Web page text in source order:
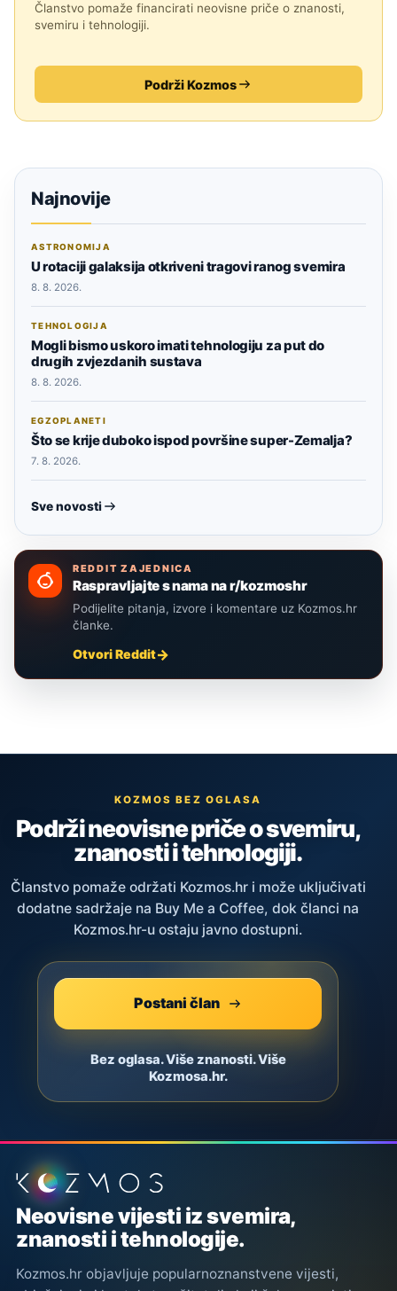
Članstvo pomaže financirati neovisne priče o znanosti,
svemiru i tehnologiji.
Podrži Kozmos
Najnovije
ASTRONOMIJA
U rotaciji galaksija otkriveni tragovi ranog svemira
8. 8. 2026.
TEHNOLOGIJA
Mogli bismo uskoro imati tehnologiju za put do
drugih zvjezdanih sustava
8. 8. 2026.
EGZOPLANETI
Što se krije duboko ispod površine super-Zemalja?
7. 8. 2026.
Sve novosti
REDDIT ZAJEDNICA
Raspravljajte s nama na r/kozmoshr
Podijelite pitanja, izvore i komentare uz Kozmos.hr
članke.
Otvori Reddit
KOZMOS BEZ OGLASA
Podrži neovisne priče o svemiru,
znanosti i tehnologiji.
Članstvo pomaže održati Kozmos.hr i može uključivati
dodatne sadržaje na Buy Me a Coffee, dok članci na
Kozmos.hr-u ostaju javno dostupni.
Postani član
Bez oglasa. Više znanosti. Više
Kozmosa.hr.
Podnožje stranice
Neovisne vijesti iz svemira,
znanosti i tehnologije.
Kozmos.hr objavljuje popularnoznanstvene vijesti,